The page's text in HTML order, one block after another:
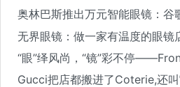
奥林巴斯推出万元智能眼镜：谷
无界眼镜：做一家有温度的眼镜
Gucci把店都搬进了Coterie,还